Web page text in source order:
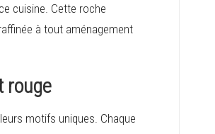
cuisine. Cette roche
à tout aménagement
rouge
motifs uniques. Chaque